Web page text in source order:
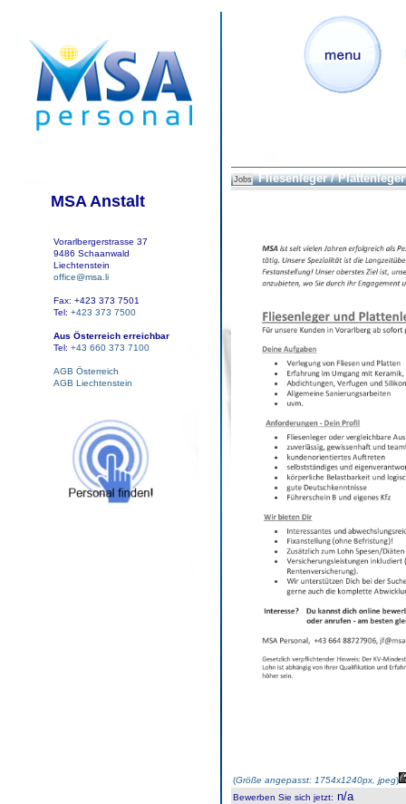
MSA Anstalt
Vorarlbergerstrasse 37
9486 Schaanwald
Liechtenstein
office@msa.li
Fax: +423 373 7501
Tel: +423 373 7500
Aus Österreich erreichbar
Tel: +43 660 373 7100
AGB Österreich
AGB Liechtenstein
Jobs Fliesenleger / Plattenleger
(Größe angepasst: 1754x1240px, jpeg)
Bewerben Sie sich jetzt: n/a